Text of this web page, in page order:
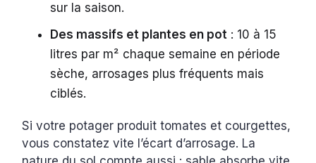
sur la saison.
Des massifs et plantes en pot : 10 à 15
litres par m² chaque semaine en période
sèche, arrosages plus fréquents mais
ciblés.
Si votre potager produit tomates et courgettes,
vous constatez vite l’écart d’arrosage. La